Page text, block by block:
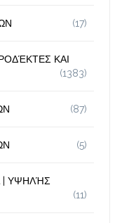
(17)
ΚΑΙ
(1383)
(87)
(5)
| ΥΨΗΛΉΣ
(11)